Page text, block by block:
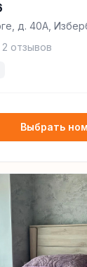
д. 40А,
2 отзывов
Выбрать